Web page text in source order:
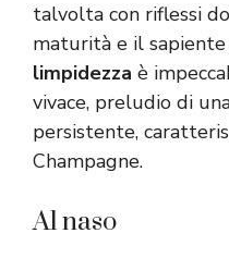
talvolta con riflessi
maturità e il sapiente
limpidezza è
vivace, preludio di
persistente,
Champagne.
Al naso